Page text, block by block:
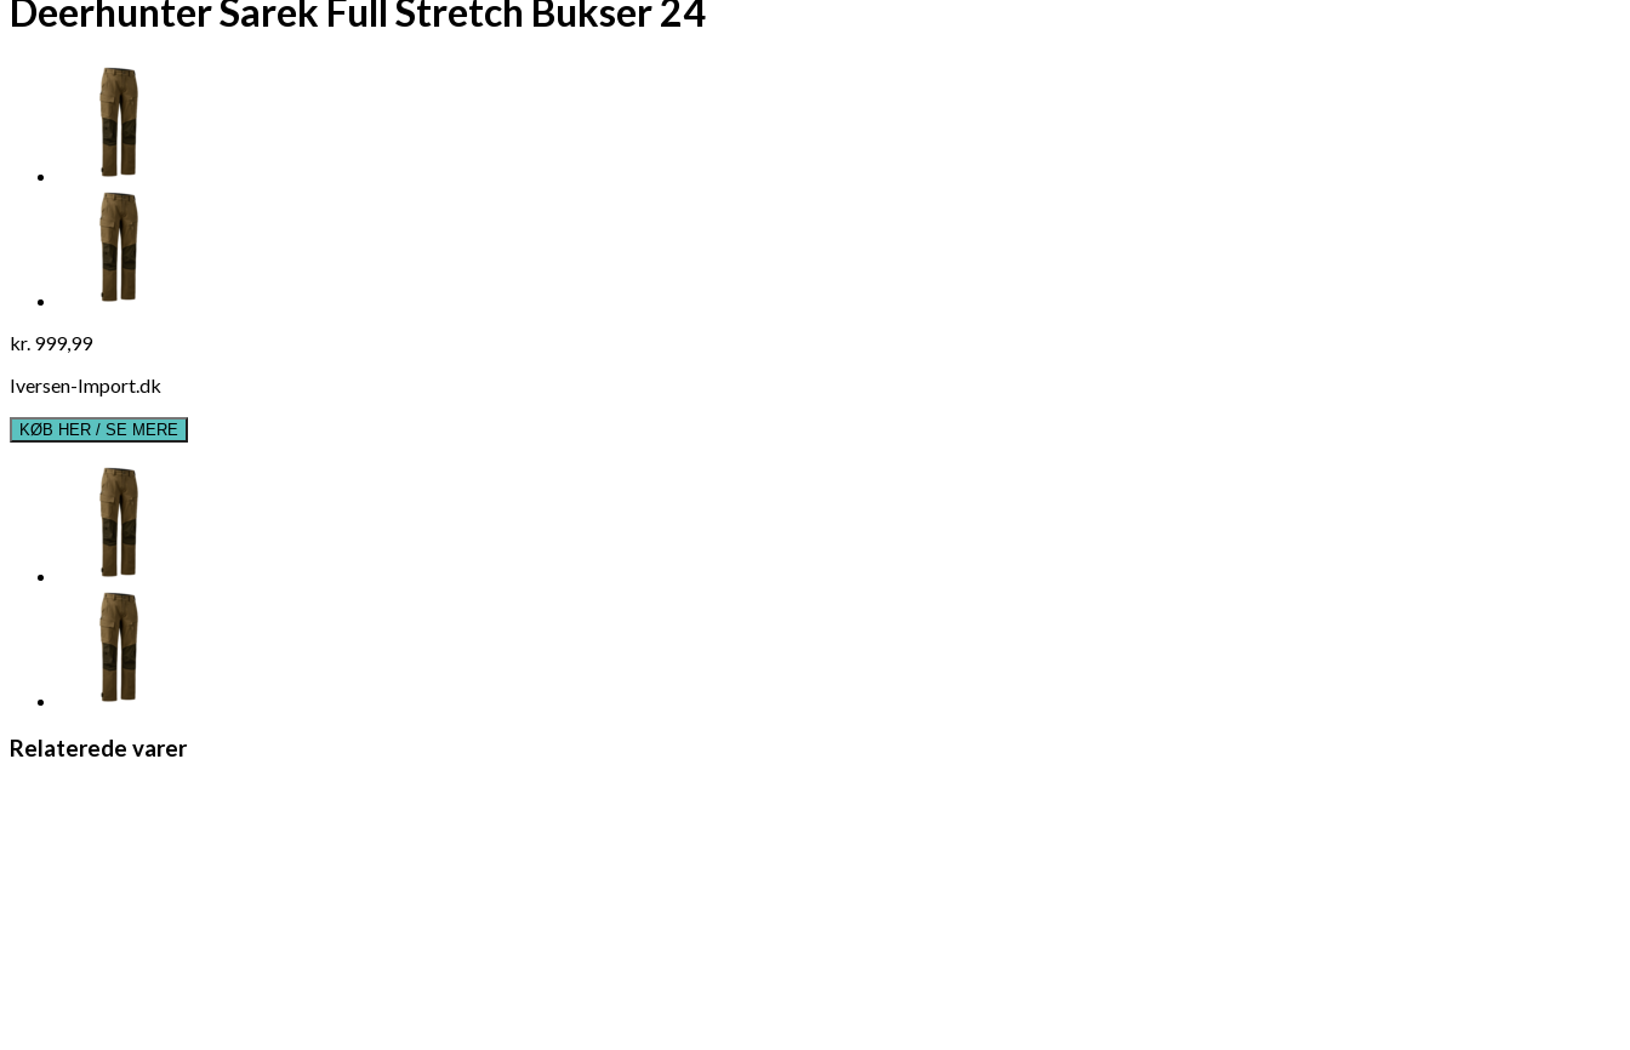
Deerhunter Sarek Full Stretch Bukser 24
kr. 999,99
Iversen-Import.dk
KØB HER / SE MERE
Relaterede varer